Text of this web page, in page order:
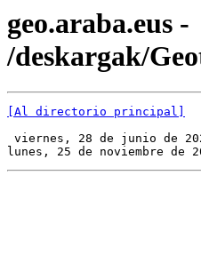
geo.araba.eus -
/deskargak/
[Al directorio principal]
viernes, 28 de junio de
lunes, 25 de noviembre